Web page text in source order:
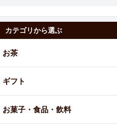
カテゴリから選ぶ
お茶
ギフト
お菓子・食品・飲料